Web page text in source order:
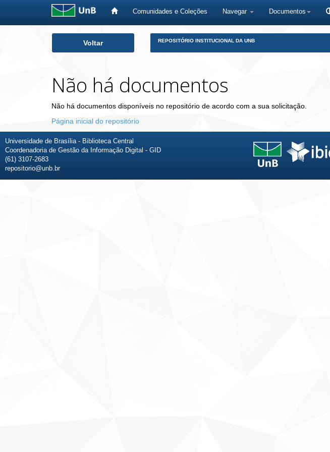
Comunidades e Coleções Navegar Documentos
Voltar REPOSITÓRIO INSTITUCIONAL DA UNB
Não há documentos
Não há documentos disponíveis no repositório de acordo com a sua solicitação.
Página inicial do repositório
Universidade de Brasília - Biblioteca Central
Coordenadoria de Gestão da Informação Digital - GID
(61) 3107-2683
repositorio@unb.br